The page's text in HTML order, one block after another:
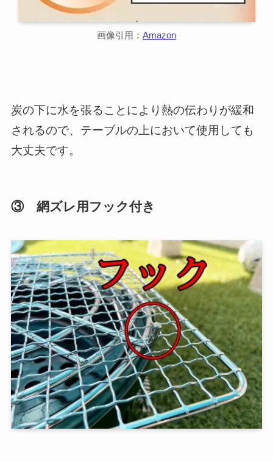
画像引用： Amazon
炭の下に水を張ることにより熱の伝わりが緩和
されるので、テーブルの上において使用しても
大丈夫です。
③ 網ズレ用フック付き